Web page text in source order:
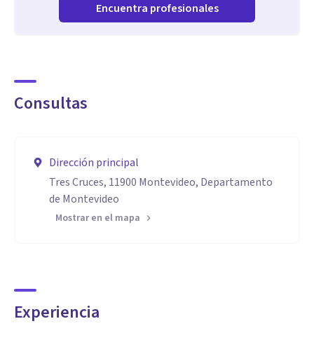
Encuentra profesionales
Consultas
Dirección principal
Tres Cruces, 11900 Montevideo, Departamento
de Montevideo
Mostrar en el mapa
Experiencia